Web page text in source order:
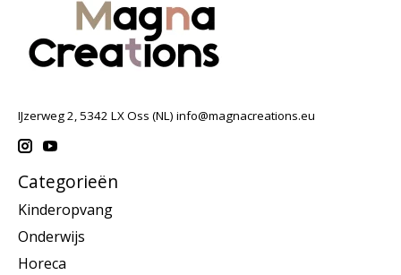
IJzerweg 2, 5342 LX Oss (NL) info@magnacreations.eu
Categorieën
Kinderopvang
Onderwijs
Horeca